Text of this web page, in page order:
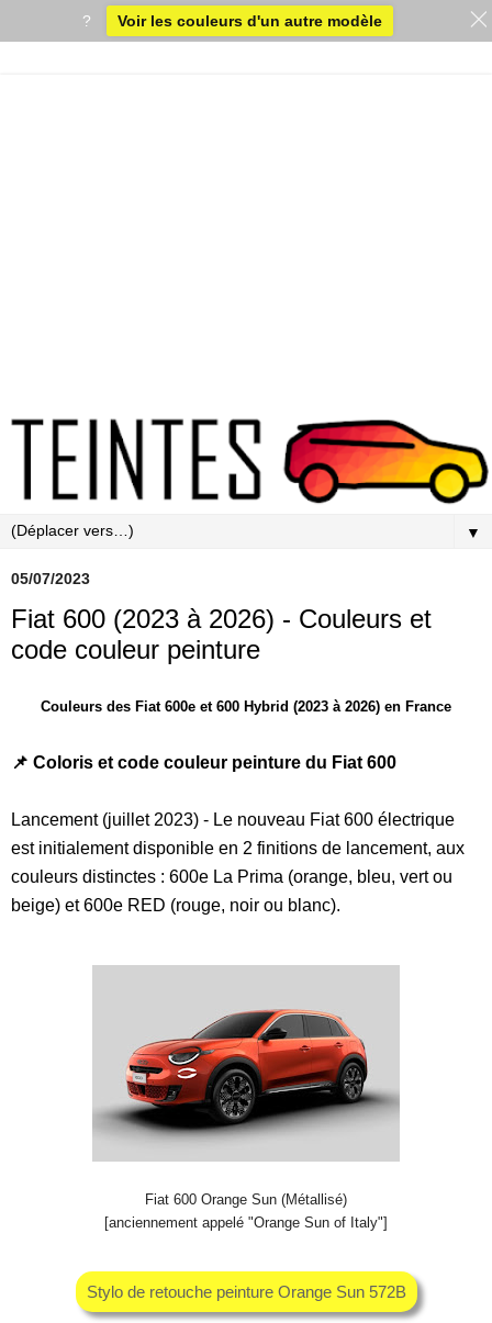
▼
05/07/2023
Fiat 600 (2023 à 2026) - Couleurs et
code couleur peinture
Couleurs des Fiat 600e et 600 Hybrid (2023 à 2026) en France
📌 Coloris et code couleur peinture du Fiat 600
Lancement (juillet 2023) - Le nouveau Fiat 600 électrique
est initialement disponible en 2 finitions de lancement, aux
couleurs distinctes : 600e La Prima (orange, bleu, vert ou
beige) et 600e RED (rouge, noir ou blanc).
Fiat 600 Orange Sun (Métallisé)
[anciennement appelé "Orange Sun of Italy"]
Stylo de retouche peinture Orange Sun 572B
? Voir les couleurs d'un autre modèle